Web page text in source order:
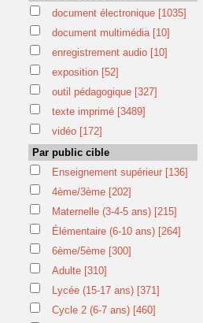
document électronique [1035]
document multimédia [10]
enregistrement audio [10]
exposition [52]
outil pédagogique [327]
texte imprimé [3489]
vidéo [172]
Par public cible
Enseignement supérieur [136]
4ème/3ème [202]
Maternelle (3-4-5 ans) [215]
Élémentaire (6-10 ans) [264]
6ème/5ème [300]
Adulte [310]
Lycée (15-17 ans) [371]
Cycle 2 (6-7 ans) [460]